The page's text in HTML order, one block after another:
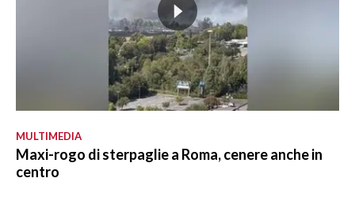
MULTIMEDIA
Maxi-rogo di sterpaglie a Roma, cenere anche in
centro